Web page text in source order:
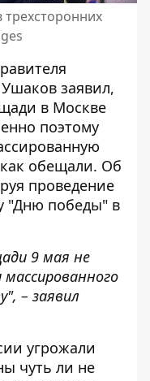
заявил,
в Москве
поэтому
обещали. Об
проведение
"Дню победы" в
9 мая не
– заявил
угрожали
чуть ли не